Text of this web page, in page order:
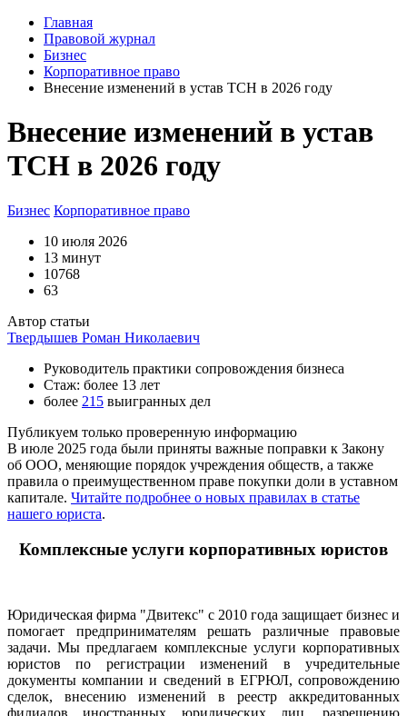
Главная
Правовой журнал
Бизнес
Корпоративное право
Внесение изменений в устав ТСН в 2026 году
Внесение изменений в устав
ТСН в 2026 году
Бизнес Корпоративное право
10 июля 2026
13 минут
10768
63
Автор статьи
Твердышев Роман Николаевич
Руководитель практики сопровождения бизнеса
Стаж: более 13 лет
более 215 выигранных дел
Публикуем только проверенную информацию
В июле 2025 года были приняты важные поправки к Закону
об ООО, меняющие порядок учреждения обществ, а также
правила о преимущественном праве покупки доли в уставном
капитале. Читайте подробнее о новых правилах в статье
нашего юриста.
Комплексные услуги корпоративных юристов
Юридическая фирма "Двитекс" с 2010 года защищает бизнес и
помогает предпринимателям решать различные правовые
задачи. Мы предлагаем комплексные услуги корпоративных
юристов по регистрации изменений в учредительные
документы компании и сведений в ЕГРЮЛ, сопровождению
сделок, внесению изменений в реестр аккредитованных